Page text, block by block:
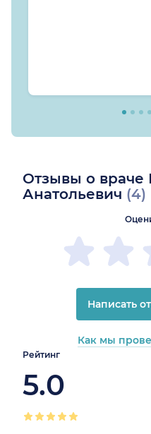
Отзывы о враче
Анатольевич (4)
Рейтинг
5.0
0%
Написать
Как мы